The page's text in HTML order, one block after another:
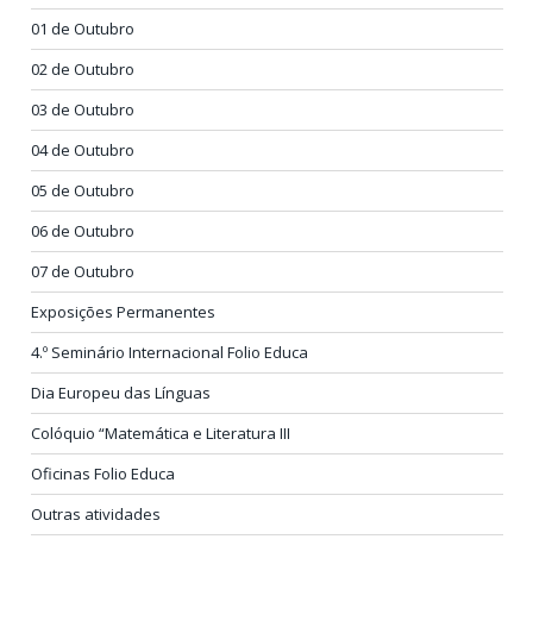
01 de Outubro
02 de Outubro
03 de Outubro
04 de Outubro
05 de Outubro
06 de Outubro
07 de Outubro
Exposições Permanentes
4.º Seminário Internacional Folio Educa
Dia Europeu das Línguas
Colóquio “Matemática e Literatura III
Oficinas Folio Educa
Outras atividades